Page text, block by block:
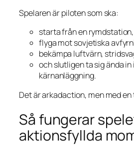
Spelaren är piloten som ska:
starta från en rymdstation,
flyga mot sovjetiska
bekämpa luftvärn,
och slutligen ta sig ända
kärnanläggning.
Det är arkadaction, men med
Så fungerar
aktionsfyllda